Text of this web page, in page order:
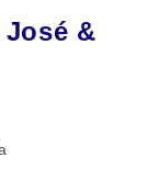
&